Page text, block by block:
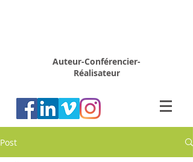
Auteur-Conférencier-
Réalisateur
Post